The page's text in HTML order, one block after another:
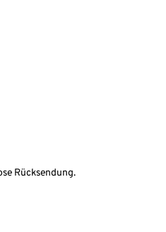
Rücksendung.